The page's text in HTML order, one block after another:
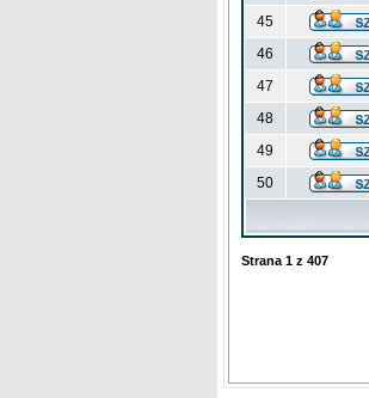
45
46
47
48
49
50
Strana 1 z 407